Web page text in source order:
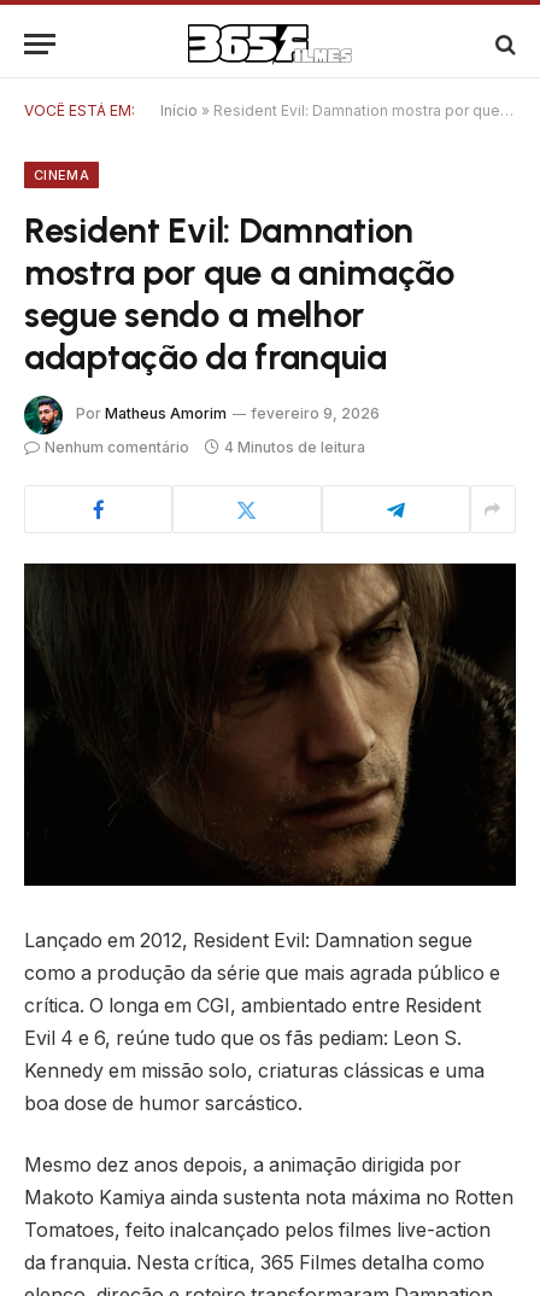
VOCÊ ESTÁ EM: Início » Resident Evil: Damnation mostra por que a animação segue sendo a melhor adaptação da franquia
CINEMA
Resident Evil: Damnation
mostra por que a animação
segue sendo a melhor
adaptação da franquia
Por Matheus Amorim
fevereiro 9, 2026
Nenhum comentário
4 Minutos de leitura
Lançado em 2012, Resident Evil: Damnation segue
como a produção da série que mais agrada público e
crítica. O longa em CGI, ambientado entre Resident
Evil 4 e 6, reúne tudo que os fãs pediam: Leon S.
Kennedy em missão solo, criaturas clássicas e uma
boa dose de humor sarcástico.
Mesmo dez anos depois, a animação dirigida por
Makoto Kamiya ainda sustenta nota máxima no Rotten
Tomatoes, feito inalcançado pelos filmes live-action
da franquia. Nesta crítica, 365 Filmes detalha como